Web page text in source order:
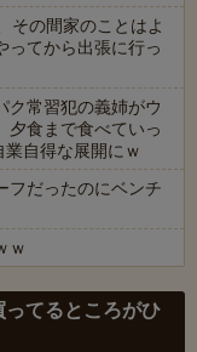
その間家のことはよ
ってから出張に行っ
ク常習犯の義姉がウ
夕食まで食べていっ
自得な展開にｗ
だったのにベンチ
ｗ
ってるところがひ